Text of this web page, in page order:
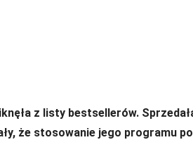
z listy bestsellerów.
że stosowanie jego programu